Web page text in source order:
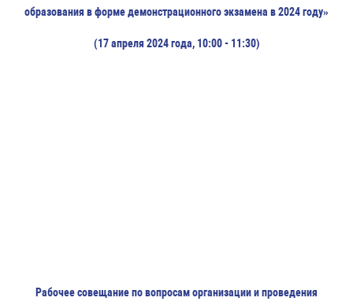
образования в форме демонстрационного экзамена в 2024 году»
(17 апреля 2024 года, 10:00 - 11:30)
Рабочее совещание по вопросам организации и проведения